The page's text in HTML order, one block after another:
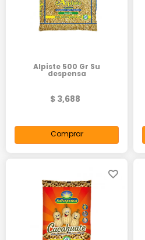
Alpiste 500 Gr Su
despensa
$ 3,688
Comprar